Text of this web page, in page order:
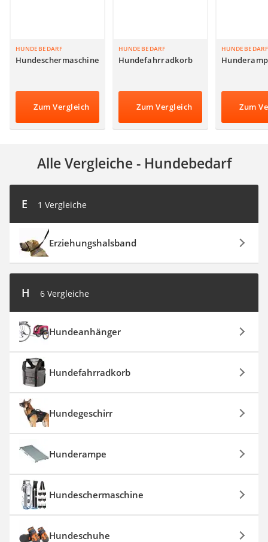
HUNDEBEDARF
Hundeschermaschine
Zum Vergleich
HUNDEBEDARF
Hundefahrradkorb
Zum Vergleich
HUNDEBEDARF
Zum
Alle Vergleiche - Hundebedarf
E 1 Vergleiche
Erziehungshalsband
H 6 Vergleiche
Hundeanhänger
Hundefahrradkorb
Hundegeschirr
Hunderampe
Hundeschermaschine
Hundeschuhe